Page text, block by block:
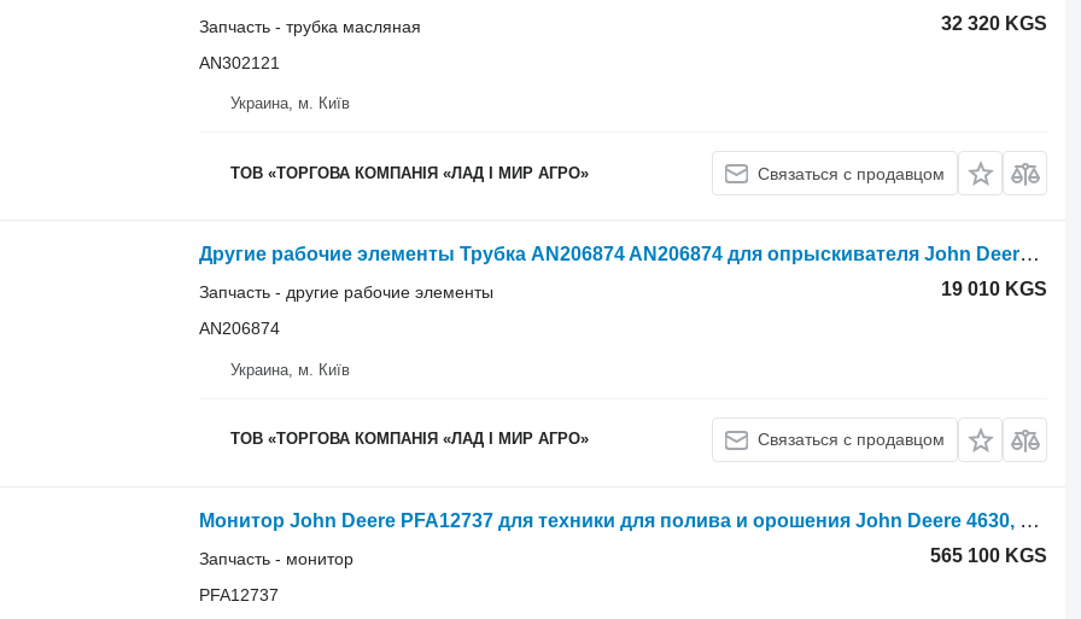
32 320 KGS
Запчасть - трубка масляная
AN302121
Украина, м. Київ
ТОВ «ТОРГОВА КОМПАНІЯ «ЛАД І МИР АГРО» Связаться с продавцом
Другие рабочие элементы Трубка AN206874 AN206874 для опрыскивателя John Deere 4700: 4720, 4730
19 010 KGS
Запчасть - другие рабочие элементы
AN206874
Украина, м. Київ
ТОВ «ТОРГОВА КОМПАНІЯ «ЛАД І МИР АГРО» Связаться с продавцом
Монитор John Deere PFA12737 для техники для полива и орошения John Deere 4630, 4730, 4830, 4940
565 100 KGS
Запчасть - монитор
PFA12737